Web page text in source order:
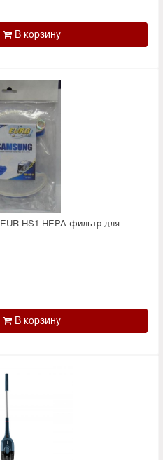
HS1 HEPA-фильтр для